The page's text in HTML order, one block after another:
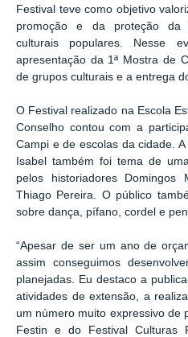
Festival teve como objetivo
promoção e da proteção da
culturais populares. Nesse
apresentação da 1ª Mostra de
de grupos culturais e a entrega
O Festival realizado na Escola
Conselho contou com a
Campi e de escolas da cidade.
Isabel também foi tema de
pelos historiadores Domingos
Thiago Pereira. O público
sobre dança, pífano, cordel e
“Apesar de ser um ano de
assim conseguimos
planejadas. Eu destaco a
atividades de extensão, a
um número muito expressivo de
Festin e do Festival Culturas